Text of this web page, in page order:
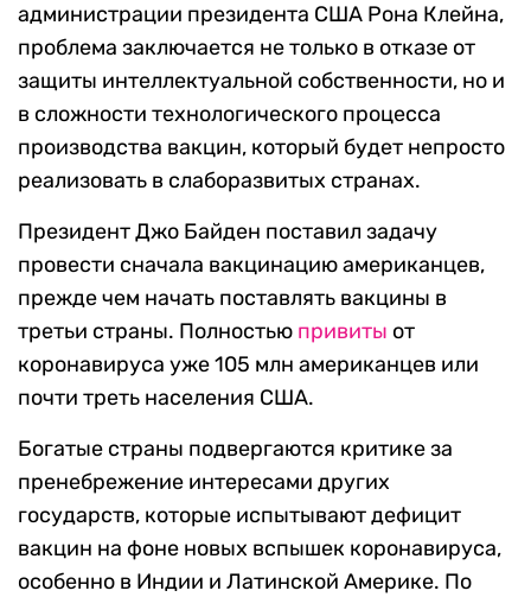
администрации президента США Рона Клейна,
проблема заключается не только в отказе от
защиты интеллектуальной собственности, но и
в сложности технологического процесса
производства вакцин, который будет непросто
реализовать в слаборазвитых странах.
Президент Джо Байден поставил задачу
провести сначала вакцинацию американцев,
прежде чем начать поставлять вакцины в
третьи страны. Полностью привиты от
коронавируса уже 105 млн американцев или
почти треть населения США.
Богатые страны подвергаются критике за
пренебрежение интересами других
государств, которые испытывают дефицит
вакцин на фоне новых вспышек коронавируса,
особенно в Индии и Латинской Америке. По